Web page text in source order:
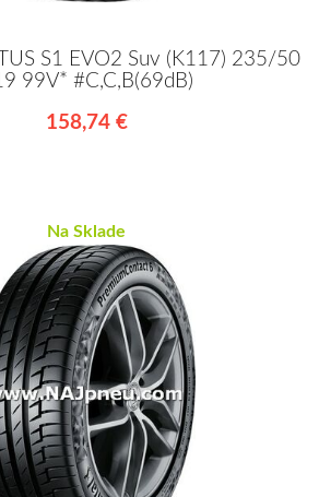
S1 EVO2 Suv (K117) 235/50
99V* #C,C,B(69dB)
158,74 €
Na Sklade